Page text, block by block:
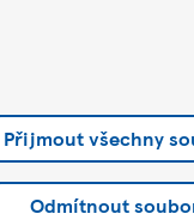
Přijmout všechny
Odmítnout